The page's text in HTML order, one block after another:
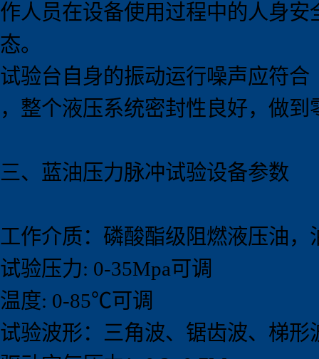
作人员在设备使用过程中的人身
态。
试验台自身的振动运行噪声应符合
，整个液压系统密封性良好，做
三、蓝油压力脉冲试验设备参数
工作介质：磷酸酯级阻燃液压油
试验压力: 0-35Mpa可调
温度: 0-85℃可调
试验波形：三角波、锯齿波、梯